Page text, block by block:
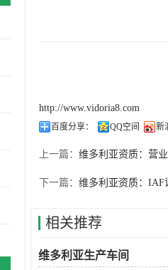
http://www.vidoria8.com
百度分享： QQ空间 新
上一篇： 维多利亚资质：营
下一篇： 维多利亚资质：IAF
相关推荐
维多利亚生产车间